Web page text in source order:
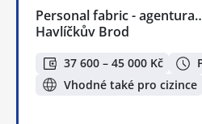
Personal fabric -
Havlíčkův Brod
37 600 – 45 000 Kč
Vhodné také pro cizince